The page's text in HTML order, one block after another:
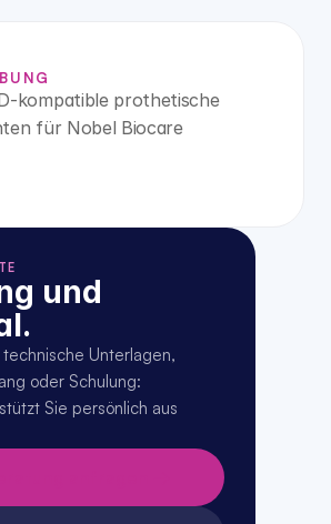
kompatible prothetische
für Nobel Biocare
und
Unterlagen,
oder Schulung:
Sie persönlich aus